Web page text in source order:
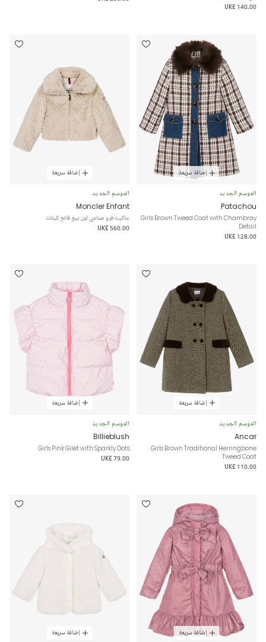
UK£ 140.00
إضافة سريعة
الموسم الجديد
Patachou
Girls Brown Tweed Coat with Chambray
Detail
UK£ 128.00
إضافة سريعة
الموسم الجديد
Moncler Enfant
جاكيت فرو صناعي لون بيج فاتح للبنات
UK£ 560.00
إضافة سريعة
الموسم الجديد
Ancar
Girls Brown Traditional Herringbone
Tweed Coat
UK£ 110.00
إضافة سريعة
الموسم الجديد
Billieblush
Girls Pink Gilet with Sparkly Dots
UK£ 79.00
إضافة سريعة إضافة سريعة